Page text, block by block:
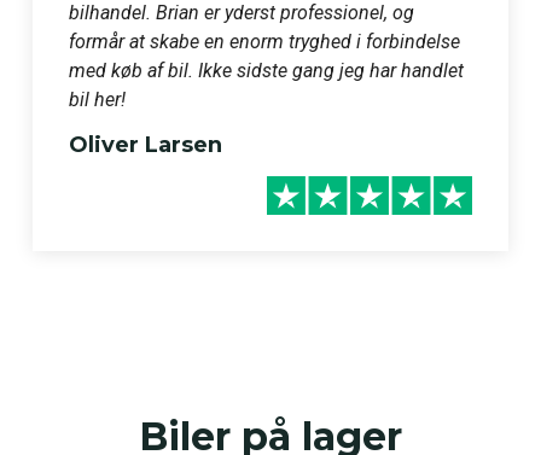
bilhandel. Brian er yderst professionel, og
formår at skabe en enorm tryghed i forbindelse
med køb af bil. Ikke sidste gang jeg har handlet
Oliver Larsen
Biler på lager